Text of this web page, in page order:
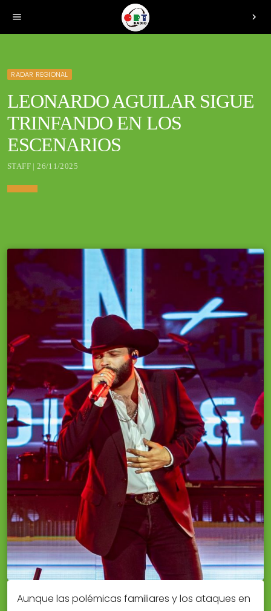
menu chevron_right
RADAR REGIONAL
LEONARDO AGUILAR SIGUE
TRINFANDO EN LOS
ESCENARIOS
STAFF | 26/11/2025
Aunque las polémicas familiares y los ataques en